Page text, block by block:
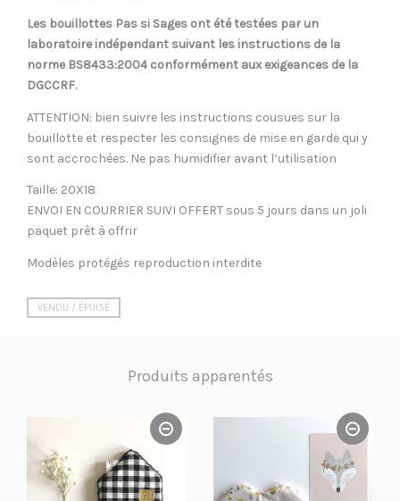
Les bouillottes Pas si Sages ont été testées par un
laboratoire indépendant suivant les instructions de la
norme BS8433:2004 conformément aux exigeances de la
DGCCRF.
ATTENTION: bien suivre les instructions cousues sur la
bouillotte et respecter les consignes de mise en garde qui y
sont accrochées. Ne pas humidifier avant l’utilisation
Taille: 20X18
ENVOI EN COURRIER SUIVI OFFERT sous 5 jours dans un joli
paquet prêt à offrir
Modèles protégés reproduction interdite
VENDU / ÉPUISÉ
Produits apparentés